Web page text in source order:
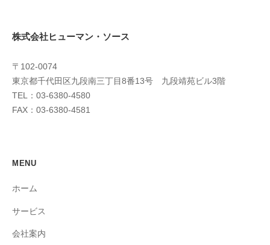
株式会社ヒューマン・ソース
〒102-0074
東京都千代田区九段南三丁目8番13号 九段靖苑ビル3階
TEL：03-6380-4580
FAX：03-6380-4581
MENU
ホーム
サービス
会社案内